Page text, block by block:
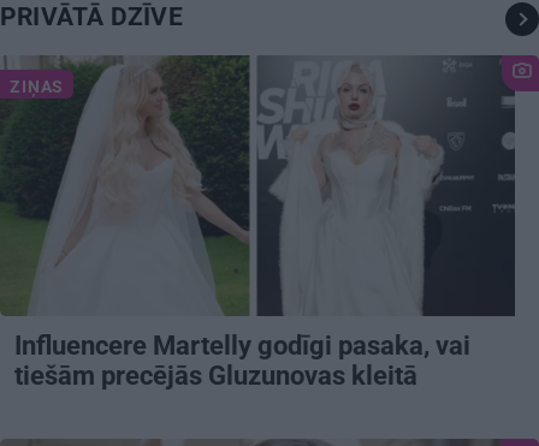
PRIVĀTĀ DZĪVE
ZIŅAS
Influencere Martelly godīgi pasaka, vai
tiešām precējās Gluzunovas kleitā